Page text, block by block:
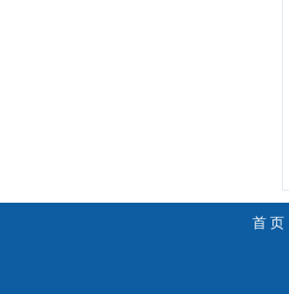
首 页